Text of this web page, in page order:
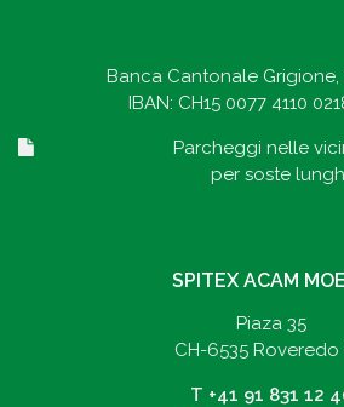
Banca Cantonale Grigione,
IBAN: CH15 0077 4110
Parcheggi nelle
per soste
SPITEX ACAM
Piaza 35
CH-6535 Roveredo
T +41 91 831 12